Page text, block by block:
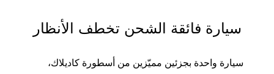
سيارة فائقة الشحن تخطف الأنظار
سيارة واحدة بجزئين مميّزين من أسطورة كاديلاك،